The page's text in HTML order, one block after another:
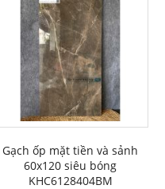
Gạch ốp mặt tiền và sảnh
60x120 siêu bóng
KHC6128404BM